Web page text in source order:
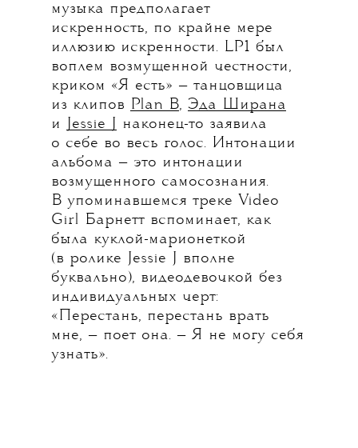
музыка предполагает
искренность, по крайне мере
иллюзию искренности. LP1 был
воплем возмущенной честности,
криком «Я есть» — танцовщица
из клипов Plan B, Эда Ширана
и
Jessie J
наконец-то заявила
о себе во весь голос. Интонации
альбома — это интонации
возмущенного самосознания.
В упоминавшемся треке Video
Girl Барнетт вспоминает, как
была куклой-марионеткой
(в ролике Jessie J вполне
буквально), видеодевочкой без
индивидуальных черт:
«Перестань, перестань врать
мне, — поет она. — Я не могу себя
узнать».